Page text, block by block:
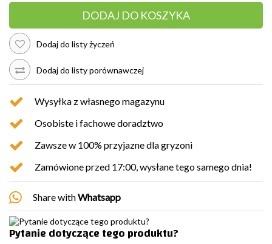
DODAJ DO KOSZYKA
Dodaj do listy życzeń
Dodaj do listy porównawczej
Wysyłka z własnego magazynu
Osobiste i fachowe doradztwo
Zawsze w 100% przyjazne dla gryzoni
Zamówione przed 17:00, wysłane tego samego dnia!
Share withWhatsapp
Pytanie dotyczące tego produktu?